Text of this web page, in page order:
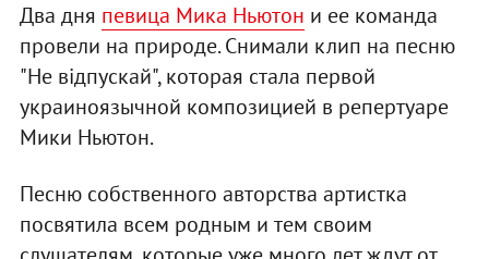
Два дня певица Мика Ньютон и ее команда
провели на природе. Снимали клип на песню
"Не відпускай", которая стала первой
украиноязычной композицией в репертуаре
Мики Ньютон.
Песню собственного авторства артистка
посвятила всем родным и тем своим